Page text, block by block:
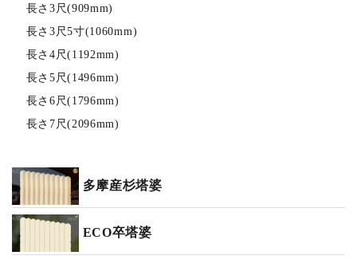
長さ3尺(909mm)
長さ3尺5寸(1060mm)
長さ4尺(1192mm)
長さ5尺(1496mm)
長さ6尺(1796mm)
長さ7尺(2096mm)
多摩産杉塔婆
ECO卒塔婆